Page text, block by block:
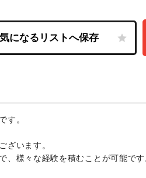
す。
ざいます。
、様々な経験を積むことが可能です